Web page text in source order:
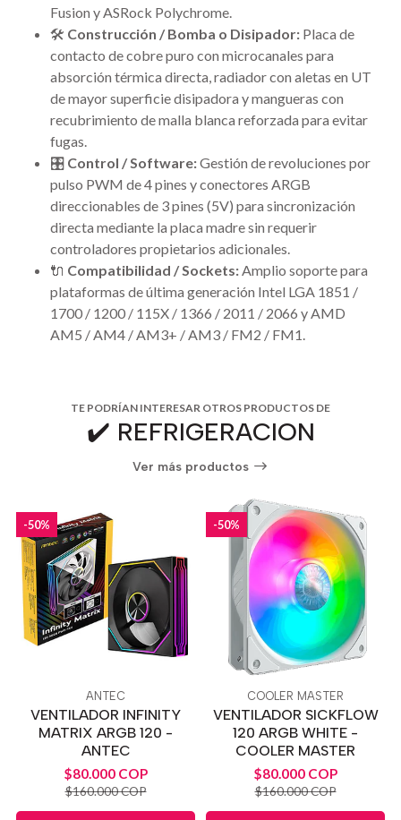
Fusion y ASRock Polychrome.
🛠️ Construcción / Bomba o Disipador: Placa de
contacto de cobre puro con microcanales para
absorción térmica directa, radiador con aletas en UT
de mayor superficie disipadora y mangueras con
recubrimiento de malla blanca reforzada para evitar
fugas.
🎛️ Control / Software:Gestión de revoluciones por
pulso PWM de 4 pines y conectores ARGB
direccionables de 3 pines (5V) para sincronización
directa mediante la placa madre sin requerir
controladores propietarios adicionales.
🔌 Compatibilidad / Sockets:Amplio soporte para
plataformas de última generación Intel LGA 1851 /
1700 / 1200 / 115X / 1366 / 2011 / 2066 y AMD
AM5 / AM4 / AM3+ / AM3 / FM2 / FM1.
TE PODRÍAN INTERESAR OTROS PRODUCTOS DE
✔️ REFRIGERACION
Ver más productos
-50%
ANTEC
VENTILADOR INFINITY
MATRIX ARGB 120 -
ANTEC
$80.000 COP
$160.000 COP
-50%
COOLER MASTER
VENTILADOR SICKFLOW
120 ARGB WHITE -
COOLER MASTER
$80.000 COP
$160.000 COP